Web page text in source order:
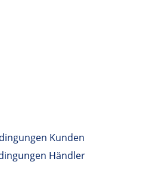
Kunden
Händler